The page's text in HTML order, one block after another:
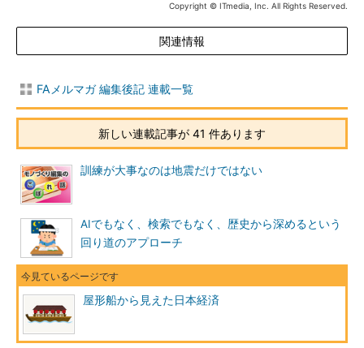
Copyright © ITmedia, Inc. All Rights Reserved.
関連情報
FAメルマガ 編集後記 連載一覧
新しい連載記事が 41 件あります
訓練が大事なのは地震だけではない
AIでもなく、検索でもなく、歴史から深めるという
回り道のアプローチ
屋形船から見えた日本経済